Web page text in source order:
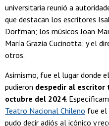
universitaria reunió a
que destacan los escritores
Dorfman; los músicos Joan
María Grazia Cucinotta; y el
otros.
Asimismo, fue el lugar donde
pudieron despedir al
octubre del 2024.
Teatro Nacional Chileno fue el
pudo decir adiós al icónico y